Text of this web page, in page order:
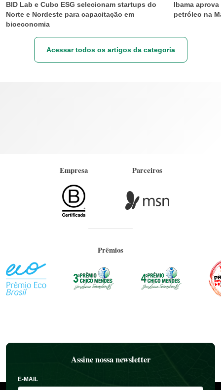
BID Lab e Cubo ESG selecionam startups do
Norte e Nordeste para capacitação em
bioeconomia
Ibama
petróleo na
Acessar todos os artigos da categoria
Empresa Parceiros
Prêmios
Assine nossa newsletter
E-MAIL